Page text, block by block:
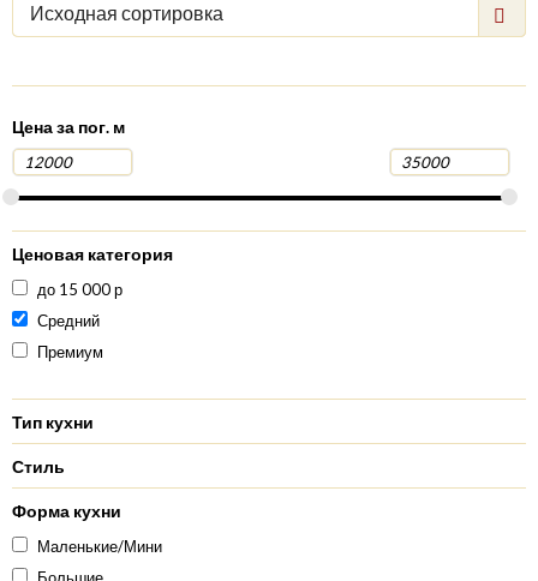
Исходная сортировка
Цена за пог. м
Ценовая категория
до 15 000 р
Средний
Премиум
Тип кухни
Стиль
Форма кухни
Маленькие/Мини